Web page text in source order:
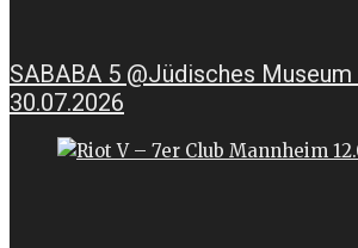
SABABA 5 @Jüdisches
30.07.2026